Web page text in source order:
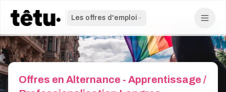
Les offres d'emploi
Offres en Alternance - Apprentissage /